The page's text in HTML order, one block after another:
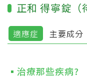
正和 得寧錠（
適應症 主要成分
治療那些疾病?